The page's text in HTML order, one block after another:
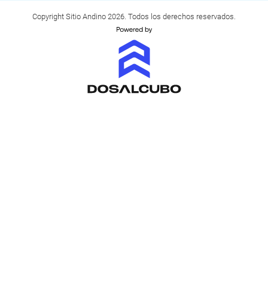
Copyright Sitio Andino 2026. Todos los derechos reservados.